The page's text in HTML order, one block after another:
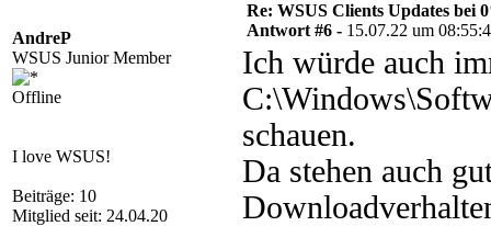
AndreP
WSUS Junior Member
Offline
I love WSUS!
Beiträge: 10
Mitglied seit: 24.04.20
Re: WSUS Clients Updates bei
Antwort #6 - 15.07.22 um
Ich würde auch
schauen.
Da stehen auch